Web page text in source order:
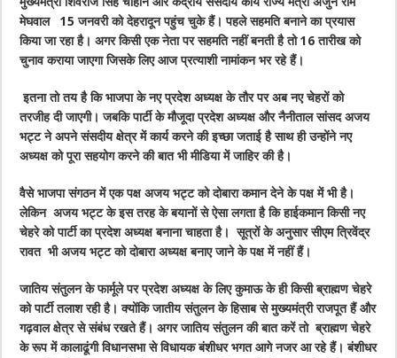
मेघवाल 15 जनवरी को देहरादून पहुंच चुके हैं। पहले सहमति बनाने का प्रयास
किया जा रहा है। अगर किसी एक नेता पर सहमति नहीं बनती है तो 16 तारीख को
चुनाव कराया जाएगा जिसके लिए आज प्रत्याशी नामांकन भर रहे हैं।
इतना तो तय है कि भाजपा के नए प्रदेश अध्यक्ष के तौर पर अब नए चेहरों को
तरजीह दी जाएगी। जबकि पार्टी के मौजूदा प्रदेश अध्यक्ष और नैनीताल सांसद अजय
भट्ट ने अपने संसदीय क्षेत्र में कार्य करने की इच्छा जताई है साथ ही उन्होंने नए
अध्यक्ष को पूरा सहयोग करने की बात भी मीडिया में जाहिर की है।
वैसे भाजपा संगठन में एक पक्ष अजय भट्ट को दोबारा कमान देने के पक्ष में भी है।
लेकिन अजय भट्ट के इस तरह के बयानों से ऐसा लगता है कि हाईकमान किसी नए
चेहरे को पार्टी का प्रदेश अध्यक्ष बनाना चाहता है। सूत्रों के अनुसार सीएम त्रिवेंद्र
रावत भी अजय भट्ट को दोबारा अध्यक्ष बनाए जाने के पक्ष में नहीं हैं।
जातिय संतुलन के फार्मूले पर प्रदेश अध्यक्ष के लिए कुमाऊ के ही किसी ब्राह्मण चेहरे
को पार्टी तलाश रही है। क्योंकि जातीय संतुलन के हिसाब से मुख्यमंत्री राजपूत हैं और
गढ़वाल क्षेत्र से संबंध रखते हैं। अगर जातिय संतुलन की बात करें तो ब्राह्मण चेहरे
के रूप में कालाढूंगी विधानसभा से विधायक बंशीधर भगत आगे नजर आ रहे हैं। बंशीधर